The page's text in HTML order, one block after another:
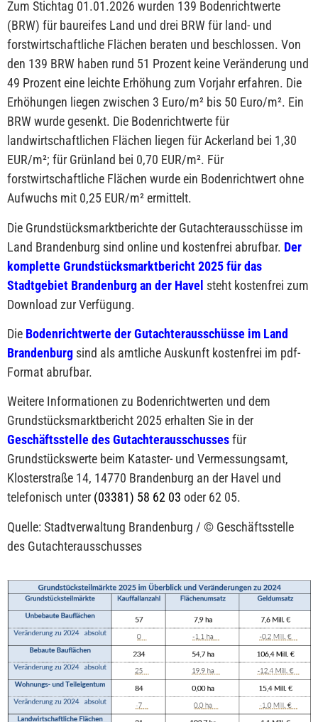
Zum Stichtag 01.01.2026 wurden 139 Bodenrichtwerte
(BRW) für baureifes Land und drei BRW für land- und
forstwirtschaftliche Flächen beraten und beschlossen. Von
den 139 BRW haben rund 51 Prozent keine Veränderung und
49 Prozent eine leichte Erhöhung zum Vorjahr erfahren. Die
Erhöhungen liegen zwischen 3 Euro/m² bis 50 Euro/m². Ein
BRW wurde gesenkt. Die Bodenrichtwerte für
landwirtschaftlichen Flächen liegen für Ackerland bei 1,30
EUR/m²; für Grünland bei 0,70 EUR/m². Für
forstwirtschaftliche Flächen wurde ein Bodenrichtwert ohne
Aufwuchs mit 0,25 EUR/m² ermittelt.
Die Grundstücksmarktberichte der Gutachterausschüsse im
Land Brandenburg sind online und kostenfrei abrufbar. Der
komplette Grundstücksmarktbericht 2025 für das
Stadtgebiet Brandenburg an der Havel steht kostenfrei zum
Download zur Verfügung.
Die Bodenrichtwerte der Gutachterausschüsse im Land
Brandenburg sind als amtliche Auskunft kostenfrei im pdf-
Format abrufbar.
Weitere Informationen zu Bodenrichtwerten und dem
Grundstücksmarktbericht 2025 erhalten Sie in der
Geschäftsstelle des Gutachterausschussesfür
Grundstückswerte beim Kataster- und Vermessungsamt,
Klosterstraße 14, 14770 Brandenburg an der Havel und
telefonisch unter (03381) 58 62 03 oder 62 05.
Quelle: Stadtverwaltung Brandenburg / © Geschäftsstelle
des Gutachterausschusses